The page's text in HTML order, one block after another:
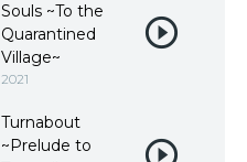
Souls ~To the
Quarantined
Village~
2021
Turnabout
~Prelude to